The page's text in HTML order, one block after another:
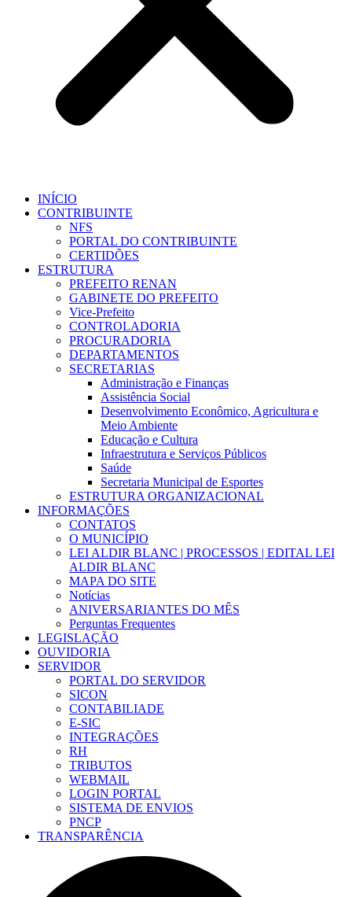
INÍCIO
CONTRIBUINTE
NFS
PORTAL DO CONTRIBUINTE
CERTIDÕES
ESTRUTURA
PREFEITO RENAN
GABINETE DO PREFEITO
Vice-Prefeito
CONTROLADORIA
PROCURADORIA
DEPARTAMENTOS
SECRETARIAS
Administração e Finanças
Assistência Social
Desenvolvimento Econômico, Agricultura e
Meio Ambiente
Educação e Cultura
Infraestrutura e Serviços Públicos
Saúde
Secretaria Municipal de Esportes
ESTRUTURA ORGANIZACIONAL
INFORMAÇÕES
CONTATOS
O MUNICÍPIO
LEI ALDIR BLANC | PROCESSOS | EDITAL LEI
ALDIR BLANC
MAPA DO SITE
Notícias
ANIVERSARIANTES DO MÊS
Perguntas Frequentes
LEGISLAÇÃO
OUVIDORIA
SERVIDOR
PORTAL DO SERVIDOR
SICON
CONTABILIADE
E-SIC
INTEGRAÇÕES
RH
TRIBUTOS
WEBMAIL
LOGIN PORTAL
SISTEMA DE ENVIOS
PNCP
TRANSPARÊNCIA